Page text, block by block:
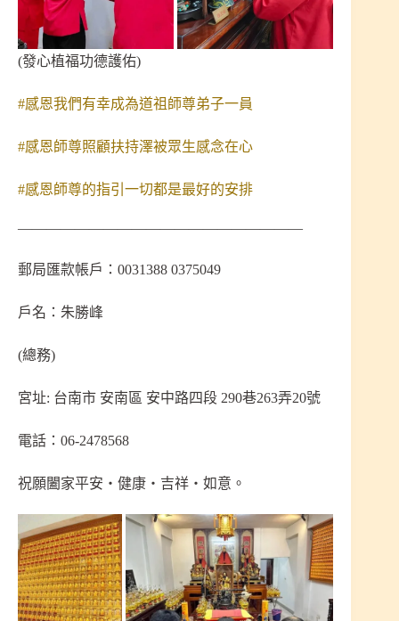
(發心植福功德護佑)
#感恩我們有幸成為道祖師尊弟子一員
#感恩師尊照顧扶持澤被眾生感念在心
#感恩師尊的指引一切都是最好的安排
————————————————————
郵局匯款帳戶：0031388 0375049
戶名：朱勝峰
(總務)
宮址: 台南市 安南區 安中路四段 290巷263弄20號
電話：06-2478568
祝願闔家平安‧健康‧吉祥‧如意。